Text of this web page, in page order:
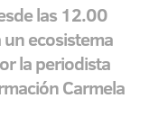
las 12.00
un ecosistema
la periodista
Carmela